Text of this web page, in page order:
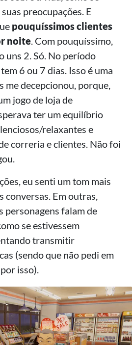
preocupações. E
pouquíssimos clientes
noite. Com pouquíssimo,
uns 2. Só. No período
6 ou 7 dias. Isso é uma
me decepcionou, porque,
jogo de loja de
ter um equilíbrio
relaxantes e
correria e clientes. Não foi
eu senti um tom mais
conversas. Em outras,
personagens falam de
se estivessem
transmitir
(sendo que não pedi em
isso).